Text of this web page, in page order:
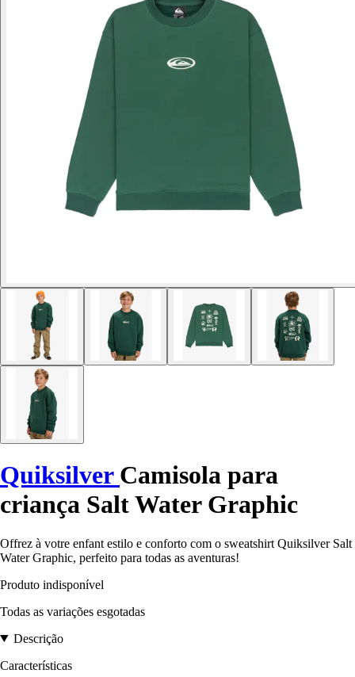
Quiksilver Camisola para
criança Salt Water Graphic
Offrez à votre enfant estilo e conforto com o sweatshirt Quiksilver Salt
Water Graphic, perfeito para todas as aventuras!
Produto indisponível
Todas as variações esgotadas
Descrição
Características